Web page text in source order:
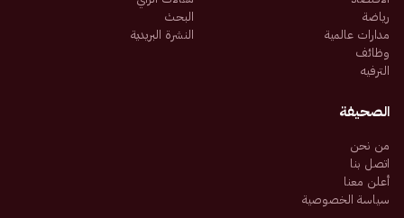
رياضة
مدارات عالمية
وظائف
الترفيه
البحث
النشرة البريدية
الصحيفة
من نحن
اتصل بنا
أعلن معنا
سياسة الخصوصية